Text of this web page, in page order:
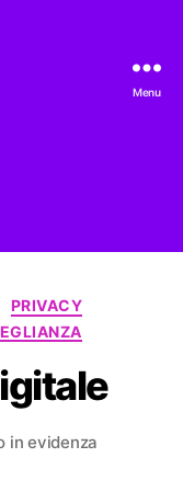
Menu
PRIVACY
in evidenza